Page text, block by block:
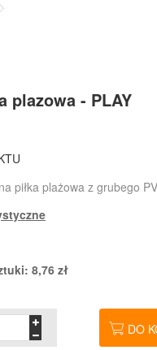
plazowa - PLAY
piłka plażowa z grubego
8,76 zł
DO